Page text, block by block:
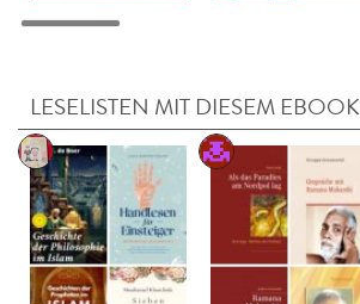
LESELISTEN MIT DIESEM EBOOK